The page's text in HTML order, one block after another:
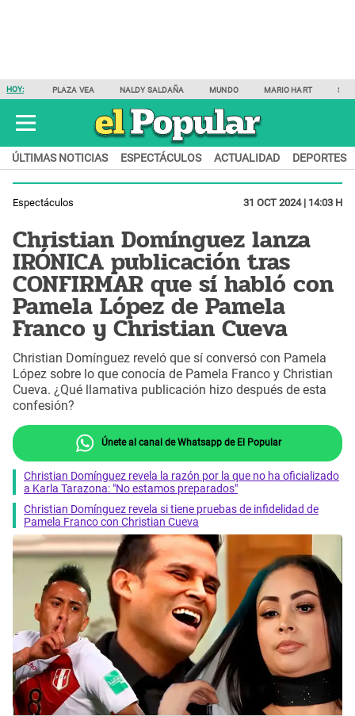
HOY: PLAZA VEA NALDY SALDAÑA MUNDO MARIO HART
ÚLTIMAS NOTICIAS ESPECTÁCULOS ACTUALIDAD DEPORTES
Espectáculos 31 OCT 2024 | 14:03 H
Christian Domínguez lanza
IRÓNICA publicación tras
CONFIRMAR que sí habló con
Pamela López de Pamela
Franco y Christian Cueva
Christian Domínguez reveló que sí conversó con Pamela
López sobre lo que conocía de Pamela Franco y Christian
Cueva. ¿Qué llamativa publicación hizo después de esta
confesión?
Únete al canal de Whatsapp de El Popular
Christian Domínguez revela la razón por la que no ha oficializado
a Karla Tarazona: "No estamos preparados"
Christian Domínguez revela si tiene pruebas de infidelidad de
Pamela Franco con Christian Cueva